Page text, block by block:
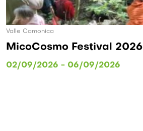
Valle Camonica
MicoCosmo Festival 2026
02/09/2026 - 06/09/2026